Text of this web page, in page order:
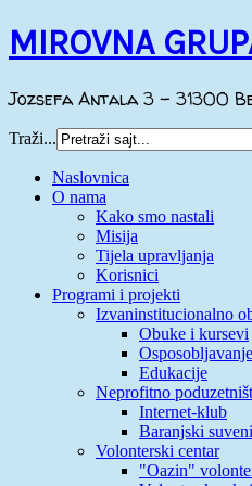
MIROVNA
Jozsefa Antala 3 - 31300
Traži...
Naslovnica
O nama
Kako smo nastali
Misija
Tijela upravljanja
Korisnici
Programi i projekti
Izvaninstitucionalno
Obuke i kursevi
Osposobljavanje
Edukacije
Neprofitno
Internet-klub
Baranjski
Volonterski centar
"Oazin"